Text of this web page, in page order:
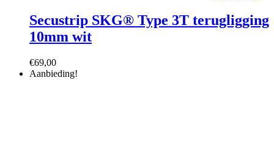
Secustrip SKG® Type 3T terugligging
10mm wit
€69,00
Aanbieding!